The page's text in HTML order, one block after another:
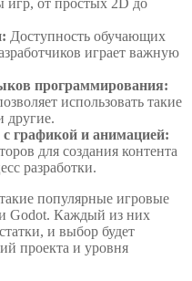
Доступность обучающих
играет важную
программирования:
использовать такие
другие.
графикой и анимацией:
для создания контента
разработки.
популярные игровые
Godot. Каждый из них
и выбор будет
проекта и уровня